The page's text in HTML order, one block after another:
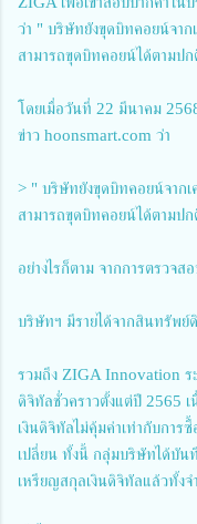
ว่า " บริษัทยังขุดบิทคอยน์จาก
สามารถขุดบิทคอยน์ได้ตามป
โดยเมื่อวันที่ 22 มีนาคม
ข่าว hoonsmart.com ว่า
> " บริษัทยังขุดบิทคอยน์จากเ
สามารถขุดบิทคอยน์ได้ตามป
อย่างไรก็ตาม จากการตรวจ
บริษัทฯ มีรายได้จากสินทรัพย์
รวมถึง ZIGA Innovation ร
ดิจิทัลชั่วคราวตั้งแต่ปี 2565 เ
เงินดิจิทัลไม่คุ้มค่าเท่ากับกา
เปลี่ยน ทั้งนี้ กลุ่มบริษัทได้บัน
เหรียญสกุลเงินดิจิทัลแล้วทั้ง